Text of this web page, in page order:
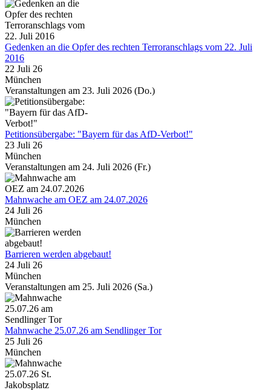
Gedenken an die Opfer des rechten Terroranschlags vom 22. Juli
2016
22 Juli 26
München
Veranstaltungen am 23. Juli 2026 (Do.)
Petitionsübergabe: "Bayern für das AfD-Verbot!"
23 Juli 26
München
Veranstaltungen am 24. Juli 2026 (Fr.)
Mahnwache am OEZ am 24.07.2026
24 Juli 26
München
Barrieren werden abgebaut!
24 Juli 26
München
Veranstaltungen am 25. Juli 2026 (Sa.)
Mahnwache 25.07.26 am Sendlinger Tor
25 Juli 26
München